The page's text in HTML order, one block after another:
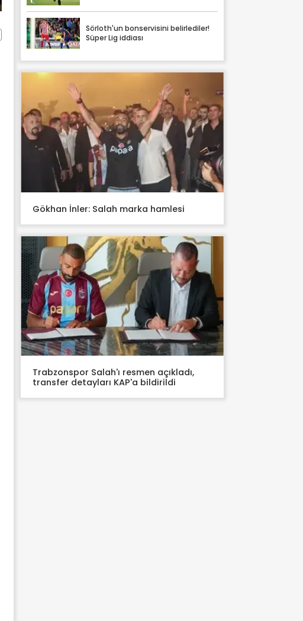
Sörloth'un bonservisini belirlediler!
Süper Lig iddiası
Gökhan İnler: Salah marka hamlesi
Trabzonspor Salah'ı resmen açıkladı,
transfer detayları KAP'a bildirildi